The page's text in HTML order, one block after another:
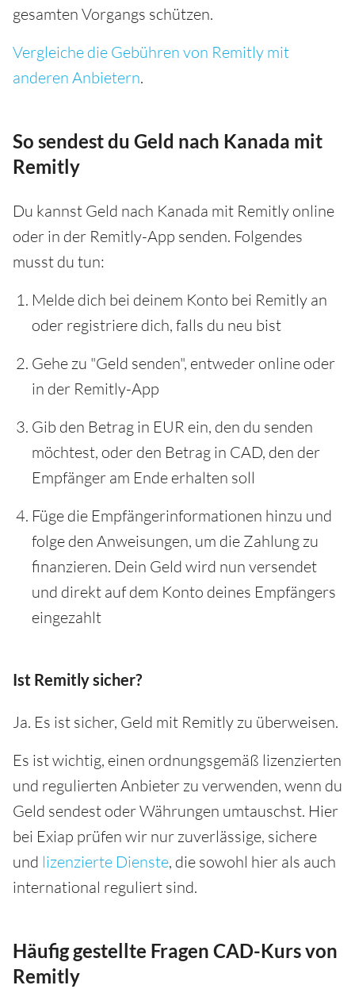
gesamten Vorgangs schützen.
Vergleiche die Gebühren von Remitly mit
anderen Anbietern.
So sendest du Geld nach Kanada mit
Remitly
Du kannst Geld nach Kanada mit Remitly online
oder in der Remitly-App senden. Folgendes
musst du tun:
Melde dich bei deinem Konto bei Remitly an
oder registriere dich, falls du neu bist
Gehe zu "Geld senden", entweder online oder
in der Remitly-App
Gib den Betrag in EUR ein, den du senden
möchtest, oder den Betrag in CAD, den der
Empfänger am Ende erhalten soll
Füge die Empfängerinformationen hinzu und
folge den Anweisungen, um die Zahlung zu
finanzieren. Dein Geld wird nun versendet
und direkt auf dem Konto deines Empfängers
eingezahlt
Ist Remitly sicher?
Ja. Es ist sicher, Geld mit Remitly zu überweisen.
Es ist wichtig, einen ordnungsgemäß lizenzierten
und regulierten Anbieter zu verwenden, wenn du
Geld sendest oder Währungen umtauschst. Hier
bei Exiap prüfen wir nur zuverlässige, sichere
und lizenzierte Dienste, die sowohl hier als auch
international reguliert sind.
Häufig gestellte Fragen CAD-Kurs von
Remitly